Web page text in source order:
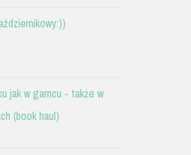
jak w garncu - także w
(book haul)